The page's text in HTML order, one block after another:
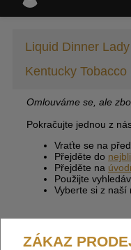
Liquid Dinner
Kentucky
Omlouváme se, ale
Pokračujte jednou z
Vraťte se na
Přejděte do
Přejděte na
Použijte
Vyberte si z naší
ZÁKAZ